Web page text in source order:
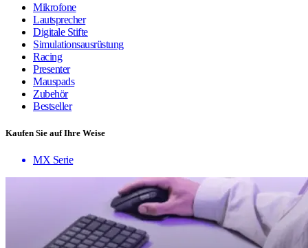
Mikrofone
Lautsprecher
Digitale Stifte
Simulationsausrüstung
Racing
Presenter
Mauspads
Zubehör
Bestseller
Kaufen Sie auf Ihre Weise
MX Serie